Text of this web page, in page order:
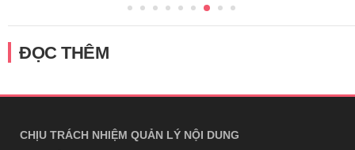
ĐỌC THÊM
CHỊU TRÁCH NHIỆM QUẢN LÝ NỘI DUNG